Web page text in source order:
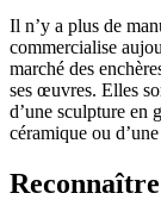
Il n’y a plus de
commercialise
marché des
ses œuvres. Elles
d’une sculpture en
céramique ou